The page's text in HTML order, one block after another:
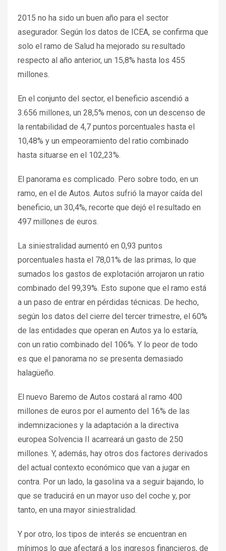
2015 no ha sido un buen año para el sector
asegurador. Según los datos de ICEA, se confirma que
solo el ramo de Salud ha mejorado su resultado
respecto al año anterior, un 15,8% hasta los 455
millones.
En el conjunto del sector, el beneficio ascendió a
3.656 millones, un 28,5% menos, con un descenso de
la rentabilidad de 4,7 puntos porcentuales hasta el
10,48% y un empeoramiento del ratio combinado
hasta situarse en el 102,23%.
El panorama es complicado. Pero sobre todo, en un
ramo, en el de Autos. Autos sufrió la mayor caída del
beneficio, un 30,4%, recorte que dejó el resultado en
497 millones de euros.
La siniestralidad aumentó en 0,93 puntos
porcentuales hasta el 78,01% de las primas, lo que
sumados los gastos de explotación arrojaron un ratio
combinado del 99,39%. Esto supone que el ramo está
a un paso de entrar en pérdidas técnicas. De hecho,
según los datos del cierre del tercer trimestre, el 60%
de las entidades que operan en Autos ya lo estaría,
con un ratio combinado del 106%. Y lo peor de todo
es que el panorama no se presenta demasiado
halagüeño.
El nuevo Baremo de Autos costará al ramo 400
millones de euros por el aumento del 16% de las
indemnizaciones y la adaptación a la directiva
europea Solvencia II acarreará un gasto de 250
millones. Y, además, hay otros dos factores derivados
del actual contexto económico que van a jugar en
contra. Por un lado, la gasolina va a seguir bajando, lo
que se traducirá en un mayor uso del coche y, por
tanto, en una mayor siniestralidad.
Y por otro, los tipos de interés se encuentran en
mínimos lo que afectará a los ingresos financieros, de